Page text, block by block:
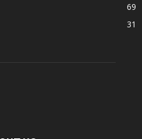
69
31